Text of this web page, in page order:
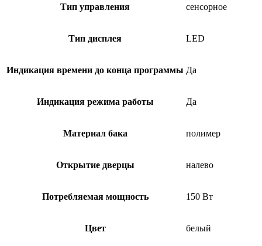
Тип управления сенсорное
Тип дисплея LED
Индикация времени до конца программы Да
Индикация режима работы Да
Материал бака полимер
Открытие дверцы налево
Потребляемая мощность 150 Вт
Цвет белый